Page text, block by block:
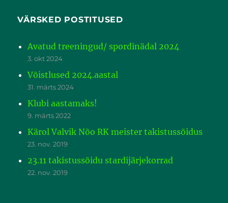
VÄRSKED POSTITUSED
Avatud treeningud/ spordinädal 2024
3. okt 2024
Võistlused 2024.aastal
31. märts 2024
Klubi aastamaks!
9. märts 2022
Kärol Valvik Nõo RK meister takistussõidus
23. nov. 2019
23.11 takistussõidu stardijärjekorrad
22. nov. 2019